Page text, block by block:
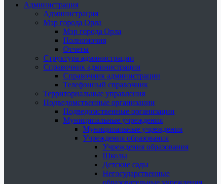
Администрация
Администрация
Мэр города Орла
Мэр города Орла
Полномочия
Отчеты
Структура администрации
Справочник администрации
Справочник администрации
Телефонный справочник
Территориальные управления
Подведомственные организации
Подведомственные организации
Муниципальные учреждения
Муниципальные учреждения
Учреждения образования
Учреждения образования
Школы
Детские сады
Негосударственные
образовательные учреждения